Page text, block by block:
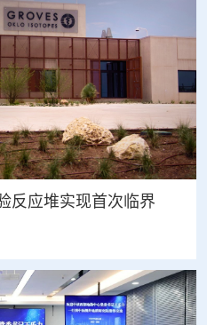
反应堆实现首次临界